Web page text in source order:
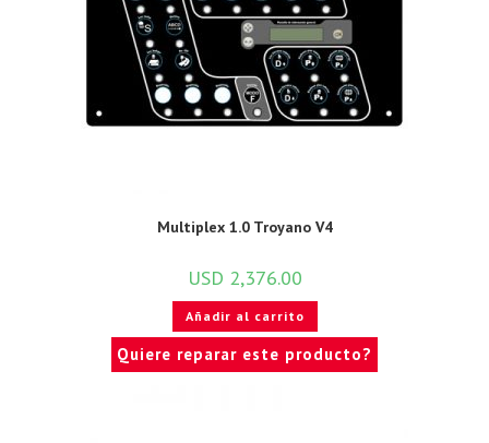
Multiplex 1.0 Troyano V4
USD 2,376.00
Añadir al carrito
Quiere reparar este producto?